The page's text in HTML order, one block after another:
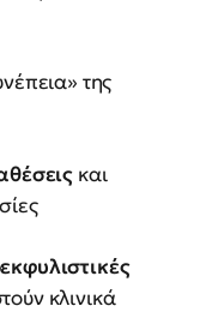
της
και
κλινικά